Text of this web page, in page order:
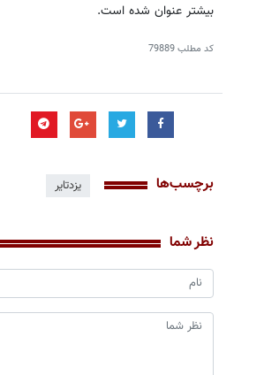
بیشتر عنوان شده است.
کد مطلب79889
برچسب‌ها یزدتایر
نظر شما